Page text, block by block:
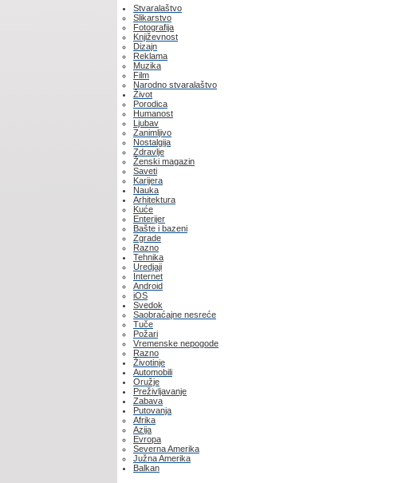
Stvaralaštvo
Slikarstvo
Fotografija
Književnost
Dizajn
Reklama
Muzika
Film
Narodno stvaralaštvo
Život
Porodica
Humanost
Ljubav
Zanimljivo
Nostalgija
Zdravlje
Ženski magazin
Saveti
Karijera
Nauka
Arhitektura
Kuće
Enterijer
Bašte i bazeni
Zgrade
Razno
Tehnika
Uredjaji
Internet
Android
iOS
Svedok
Saobraćajne nesreće
Tuče
Požari
Vremenske nepogode
Razno
Životinje
Automobili
Oružje
Preživljavanje
Zabava
Putovanja
Afrika
Azija
Evropa
Severna Amerika
Južna Amerika
Balkan